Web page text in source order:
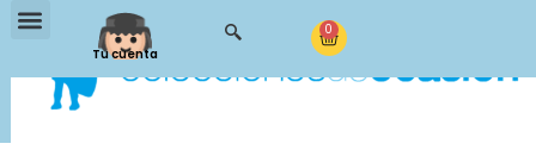
Tu cuenta
0